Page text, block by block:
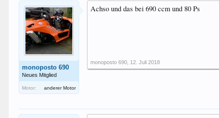
monoposto 690
Neues Mitglied
Motor: anderer Motor
Achso und das bei 690 ccm und 80 Ps
monoposto 690 12. Juli 2018